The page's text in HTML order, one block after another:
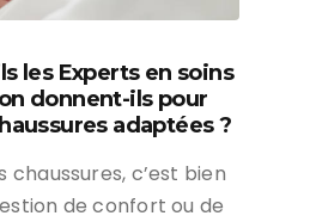
les Experts en soins
donnent-ils pour
adaptées ?
chaussures, c’est bien
de confort ou de